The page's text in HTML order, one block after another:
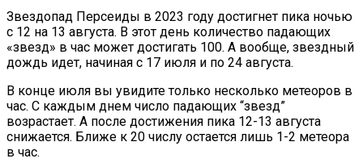
Звездопад Персеиды в 2023 году достигнет пика ночью
с 12 на 13 августа. В этот день количество падающих
«звезд» в час может достигать 100. А вообще, звездный
дождь идет, начиная с 17 июля и по 24 августа.
В конце июля вы увидите только несколько метеоров в
час. С каждым днем число падающих “звезд”
возрастает. А после достижения пика 12-13 августа
снижается. Ближе к 20 числу остается лишь 1-2 метеора
в час.